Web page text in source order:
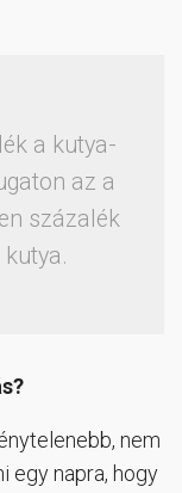
a kutya-
az a
százalék
nem
egy napra, hogy